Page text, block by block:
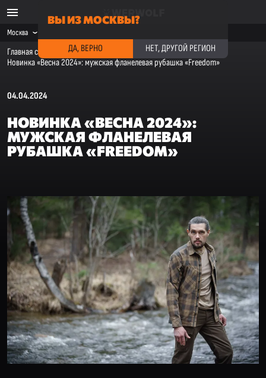
Москва
Главная страница · Новости компании
·
Новинка «Весна 2024»: мужская фланелевая рубашка «Freedom»
04.04.2024
НОВИНКА «ВЕСНА 2024»:
МУЖСКАЯ ФЛАНЕЛЕВАЯ
РУБАШКА «FREEDOM»
ВЫ ИЗ МОСКВЫ?
ДА, ВЕРНО НЕТ, ДРУГОЙ РЕГИОН